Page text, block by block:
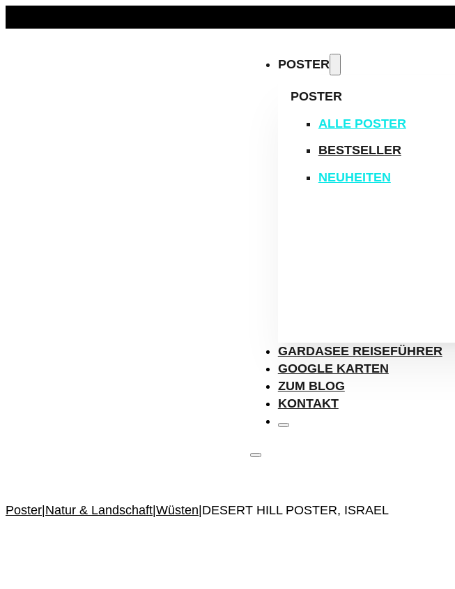
POSTER
POSTER
ALLE POSTER
BESTSELLER
NEUHEITEN
GARDASEE REISEFÜHRER
GOOGLE KARTEN
ZUM BLOG
KONTAKT
Poster Natur & Landschaft Wüsten DESERT HILL POSTER, ISRAEL